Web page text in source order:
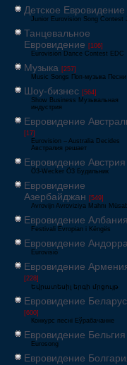
Детское Евровидение
Junior Eurovision Song Contest
Танцевальное
Евровидение [106]
Eurovision Dance Contest EDC
Музыка [257]
Music Songs Поп-музыка Песни
Шоу-бизнес [564]
Show Business Музыкальная
индустрия
Евровидение
[17]
Eurovision – Australia Decides
Австралия решает
Евровидение Австрия
Ö3-Wecker Ö3 Будильник
Евровидение
Азербайджан [549]
Avrovijn Avroviziya Mahnı
Евровидение Албания
Festivali Evropian i Këngës
Евровидение Андорра
Eurovisió
Евровидение
[228]
Եվրատեսիլ երգի մրցույթ
Евровидение
[600]
Конкурс песні Еўрабачанне
Евровидение Бельгия
Eurosong
Евровидение